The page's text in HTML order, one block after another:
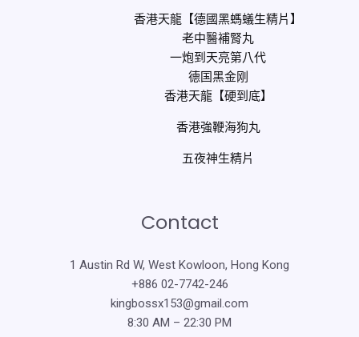
香港天龍【德國黑螞蟻生精片】
老中醫補腎丸
一炮到天亮第八代
德国黑金刚
香港天龍【硬到底】
香港強鞭海狗丸
五夜神生精片
Contact
1 Austin Rd W, West Kowloon, Hong Kong
+886 02-7742-246
kingbossx153@gmail.com
8:30 AM – 22:30 PM